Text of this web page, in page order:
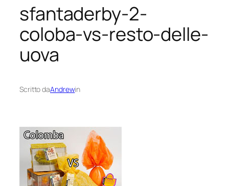
sfantaderby-2-
coloba-vs-resto-delle-
uova
Scritto daAndrewin